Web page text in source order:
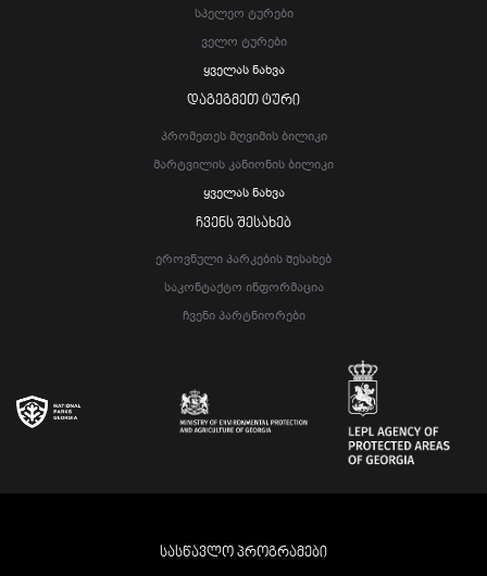
Სპელეო Ტურები
Ველო Ტურები
Ყველას Ნახვა
ᲓᲐᲒᲔᲒᲛᲔᲗ ᲢᲣᲠᲘ
Პრომეთეს Მღვიმის Ბილიკი
Მარტვილის Კანიონის Ბილიკი
Ყველას Ნახვა
ᲩᲕᲔᲜᲡ ᲨᲔᲡᲐᲮᲔᲑ
Ეროვნული Პარკების Შესახებ
Საკონტაქტო Ინფორმაცია
Ჩვენი Პარტნიორები
ᲡᲐᲡᲬᲐᲕᲚᲝ ᲞᲠᲝᲒᲠᲐᲛᲔᲑᲘ